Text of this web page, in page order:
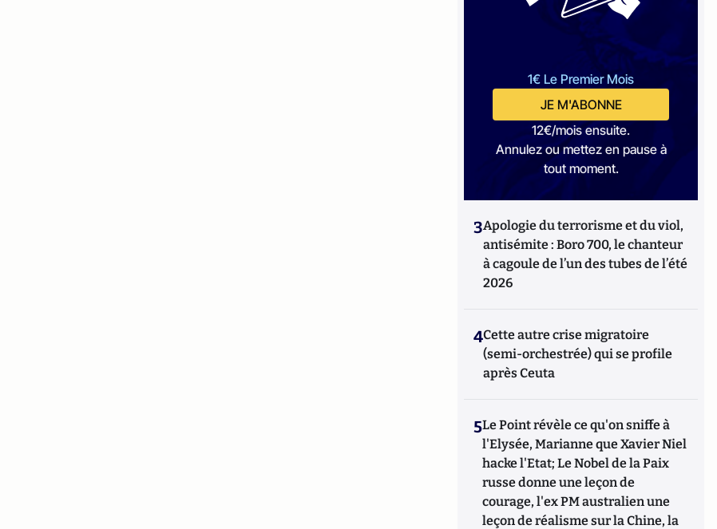
1€ Le Premier Mois
JE M'ABONNE
12€/mois ensuite.
Annulez ou mettez en pause à
tout moment.
3Apologie du terrorisme et du viol,
antisémite : Boro 700, le chanteur
à cagoule de l’un des tubes de l’été
2026
4Cette autre crise migratoire
(semi-orchestrée) qui se profile
après Ceuta
5Le Point révèle ce qu'on sniffe à
l'Elysée, Marianne que Xavier Niel
hacke l'Etat; Le Nobel de la Paix
russe donne une leçon de
courage, l'ex PM australien une
leçon de réalisme sur la Chine, la